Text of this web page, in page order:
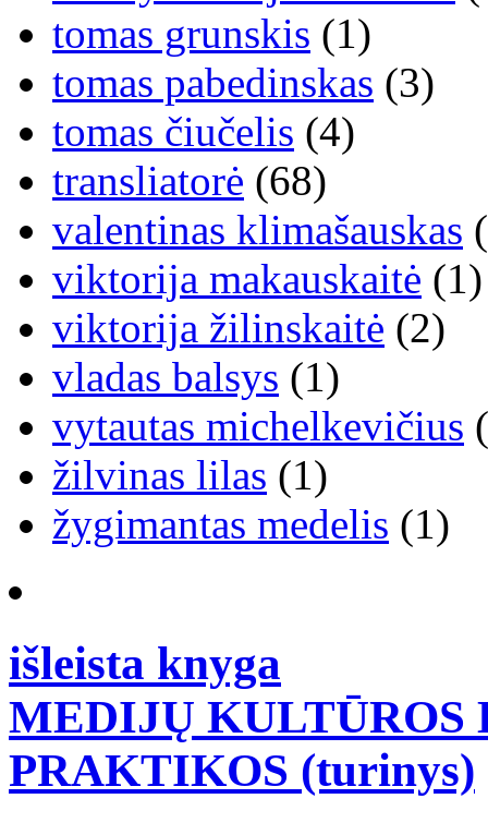
tomas grunskis (1)
tomas pabedinskas (3)
tomas čiučelis (4)
transliatorė (68)
valentinas klimašauskas
viktorija makauskaitė (1)
viktorija žilinskaitė (2)
vladas balsys (1)
vytautas michelkevičius
žilvinas lilas (1)
žygimantas medelis (1)
išleista knyga
MEDIJŲ KULTŪROS
PRAKTIKOS (turinys)